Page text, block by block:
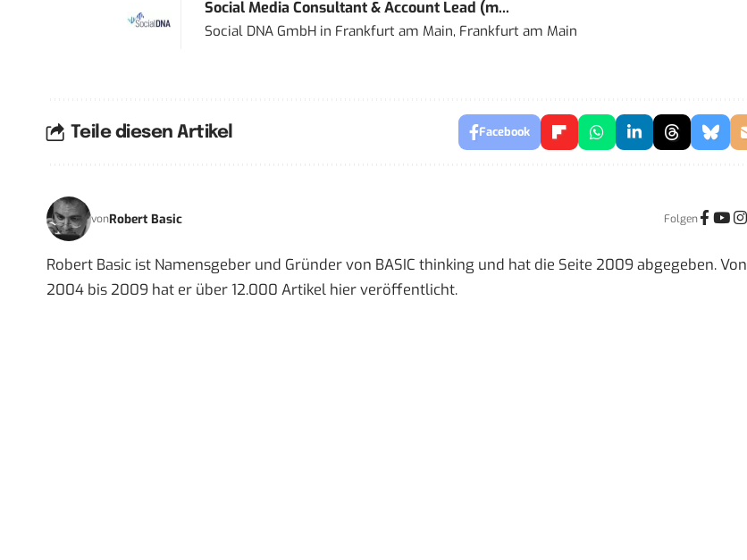
Social Media Consultant & Account Lead (m...
Social DNA GmbHin Frankfurt am Main, Frankfurt am Main
Teile diesen Artikel Facebook
vonRobert Basic Folgen
Robert Basic ist Namensgeber und Gründer von BASIC thinking und hat die Seite 2009 abgegeben. Von
2004 bis 2009 hat er über 12.000 Artikel hier veröffentlicht.